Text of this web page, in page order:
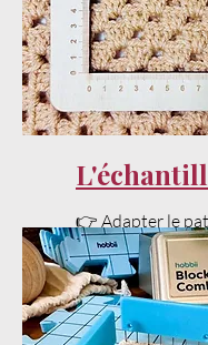
👉 Adapter le
et ta tension